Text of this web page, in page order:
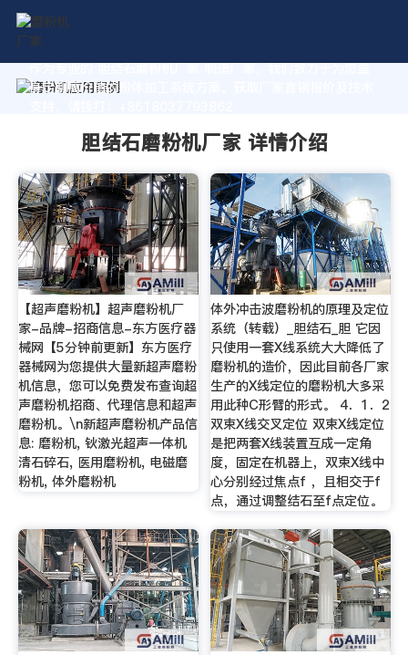
作为专业的 胆结石磨粉机厂家 制造厂家，我们致力于为您量
身定制高价值的粉体加工系统方案。获取厂家直销报价及技术
胆结石磨粉机厂家 详情介绍
【超声磨粉机】超声磨粉机厂
家-品牌-招商信息-东方医疗器
械网【5分钟前更新】东方医疗
器械网为您提供大量新超声磨粉
机信息，您可以免费发布查询超
声磨粉机招商、代理信息和超声
磨粉机。\n新超声磨粉机产品信
息: 磨粉机, 钬激光超声一体机
清石碎石, 医用磨粉机, 电磁磨
粉机, 体外磨粉机
体外冲击波磨粉机的原理及定位
系统（转载）_胆结石_胆 它因
只使用一套X线系统大大降低了
磨粉机的造价，因此目前各厂家
生产的X线定位的磨粉机大多采
用此种C形臂的形式。 4．1．2
双束X线交叉定位 双束X线定位
是把两套X线装置互成一定角
度，固定在机器上，双束X线中
心分别经过焦点f ，且相交于f
点，通过调整结石至f点定位。